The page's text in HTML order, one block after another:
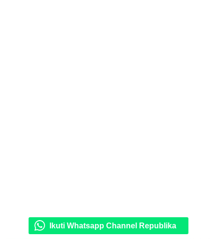
Ikuti Whatsapp Channel Republika